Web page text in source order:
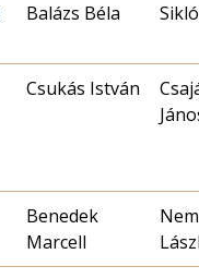
Balázs Béla
Csukás István
Benedek
Marcell